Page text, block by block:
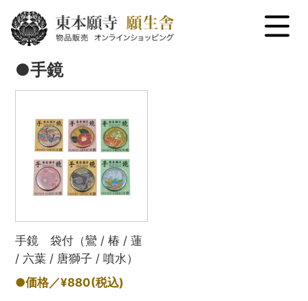
menu
●手鏡
手鏡 袋付（鸞 / 椿 / 蓮
/ 六葉 / 唐獅子 / 噴水）
●価格／¥880(税込)